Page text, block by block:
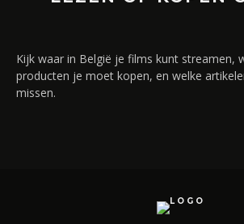
Kijk waar in België je films kunt streamen,
producten je moet kopen, en welke
missen.